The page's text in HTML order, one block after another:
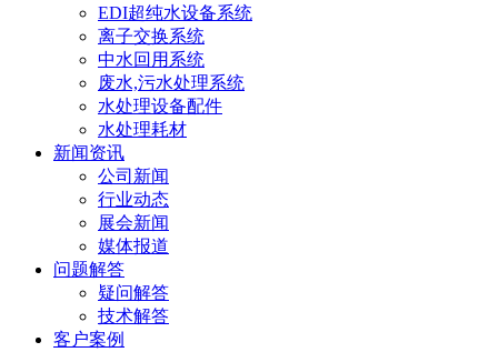
EDI超纯水设备系统
离子交换系统
中水回用系统
废水,污水处理系统
水处理设备配件
水处理耗材
新闻资讯
公司新闻
行业动态
展会新闻
媒体报道
问题解答
疑问解答
技术解答
客户案例